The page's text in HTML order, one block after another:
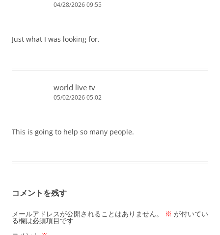
04/28/2026 09:55
Just what I was looking for.
world live tv
05/02/2026 05:02
This is going to help so many people.
コメントを残す
メールアドレスが公開されることはありません。 ※ が付いてい
る欄は必須項目です